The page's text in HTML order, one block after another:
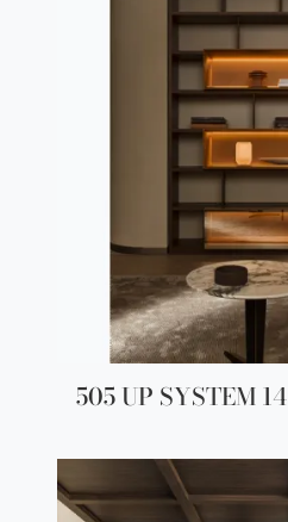
505 UP SYSTEM 14